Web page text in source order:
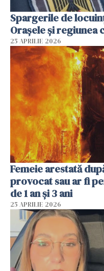
Spargerile de
Orașele și regiunea
25 APRILIE 2026
Femeie arestată
provocat sau ar fi
de 1 an și 3 ani
25 APRILIE 2026